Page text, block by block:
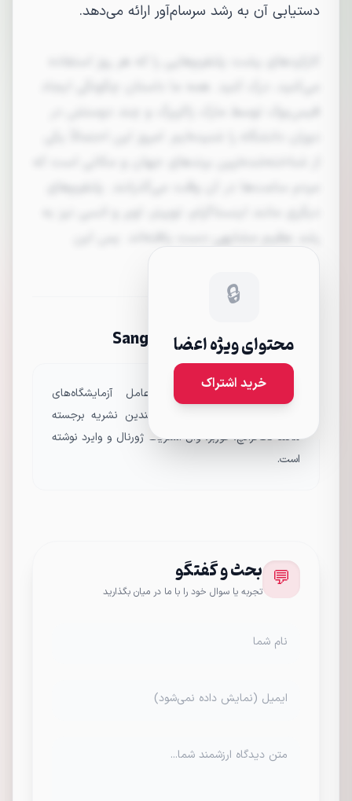
دستیابی آن به رشد سرسام‌آور ارائه می‌دهد.
از شناخته‌شده‌ترین برندهای جهان و مکانی است که
رشد عظیم مشابهی دست یافته‌اند. پس این
مقیاس‌پذیر شوند و اینقدر بزرگ شوند؟ پاسخ در
🔒
محتوای ویژه اعضا
خرید اشتراک
درباره Sangeet Paul Choudary
سانگیت پاول چوداری مدیرعامل آزمایشگاه‌های
استراتژی پلتفرم است. او برای چندین نشریه برجسته
مانند تک‌کرانچ، فوربز، وال استریت ژورنال و وایرد نوشته
است.
💬 بحث و گفتگو
تجربه یا سوال خود را با ما در میان بگذارید
نام شما
ایمیل (نمایش داده نمی‌شود)
متن دیدگاه ارزشمند شما...